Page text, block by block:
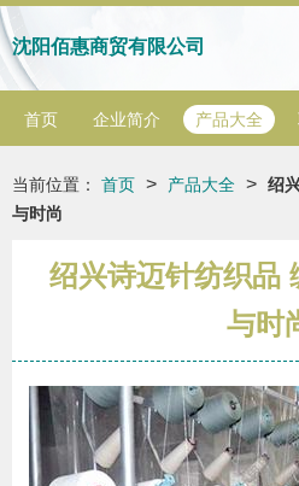
沈阳佰惠商贸有限公司
首页 企业简介 产品大全
当前位置： 首页 > 产品大全 > 绍
与时尚
绍兴诗迈针纺织品
与时